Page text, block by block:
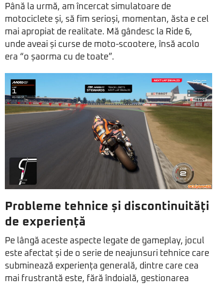
Până la urmă, am încercat simulatoare de
motociclete și, să fim serioși, momentan, ăsta e cel
mai apropiat de realitate. Mă gândesc la Ride 6,
unde aveai și curse de moto-scootere, însă acolo
era “o șaorma cu de toate”.
Probleme tehnice și discontinuități
de experiență
Pe lângă aceste aspecte legate de gameplay, jocul
este afectat și de o serie de neajunsuri tehnice care
subminează experiența generală, dintre care cea
mai frustrantă este, fără îndoială, gestionarea